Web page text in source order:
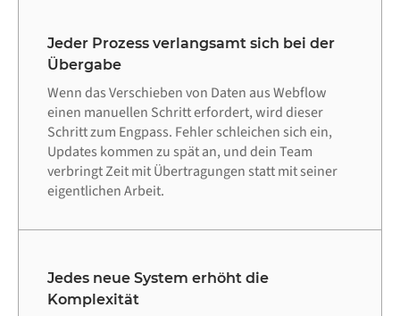
Jeder Prozess verlangsamt sich bei der
Übergabe
Wenn das Verschieben von Daten aus Webflow
einen manuellen Schritt erfordert, wird dieser
Schritt zum Engpass. Fehler schleichen sich ein,
Updates kommen zu spät an, und dein Team
verbringt Zeit mit Übertragungen statt mit seiner
eigentlichen Arbeit.
Jedes neue System erhöht die
Komplexität